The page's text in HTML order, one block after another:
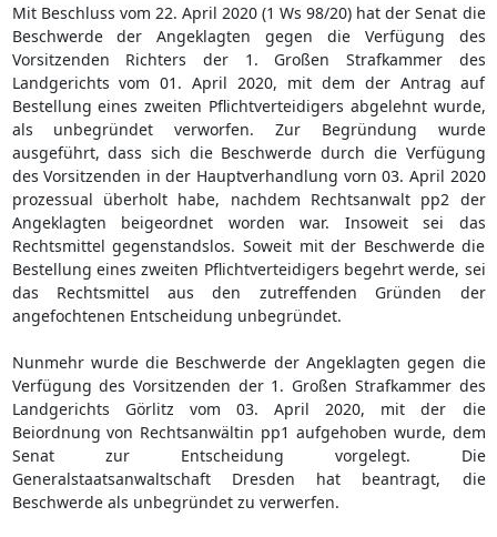
Mit Beschluss vom 22. April 2020 (1 Ws 98/20) hat der Senat die
Beschwerde der Angeklagten gegen die Verfügung des
Vorsitzenden Richters der 1. Großen Strafkammer des
Landgerichts vom 01. April 2020, mit dem der Antrag auf
Bestellung eines zweiten Pflichtverteidigers abgelehnt wurde,
als unbegründet verworfen. Zur Begründung wurde
ausgeführt, dass sich die Beschwerde durch die Verfügung
des Vorsitzenden in der Hauptverhandlung vorn 03. April 2020
prozessual überholt habe, nachdem Rechtsanwalt pp2 der
Angeklagten beigeordnet worden war. Insoweit sei das
Rechtsmittel gegenstandslos. Soweit mit der Beschwerde die
Bestellung eines zweiten Pflichtverteidigers begehrt werde, sei
das Rechtsmittel aus den zutreffenden Gründen der
angefochtenen Entscheidung unbegründet.
Nunmehr wurde die Beschwerde der Angeklagten gegen die
Verfügung des Vorsitzenden der 1. Großen Strafkammer des
Landgerichts Görlitz vom 03. April 2020, mit der die
Beiordnung von Rechtsanwältin pp1 aufgehoben wurde, dem
Senat zur Entscheidung vorgelegt. Die
Generalstaatsanwaltschaft Dresden hat beantragt, die
Beschwerde als unbegründet zu verwerfen.